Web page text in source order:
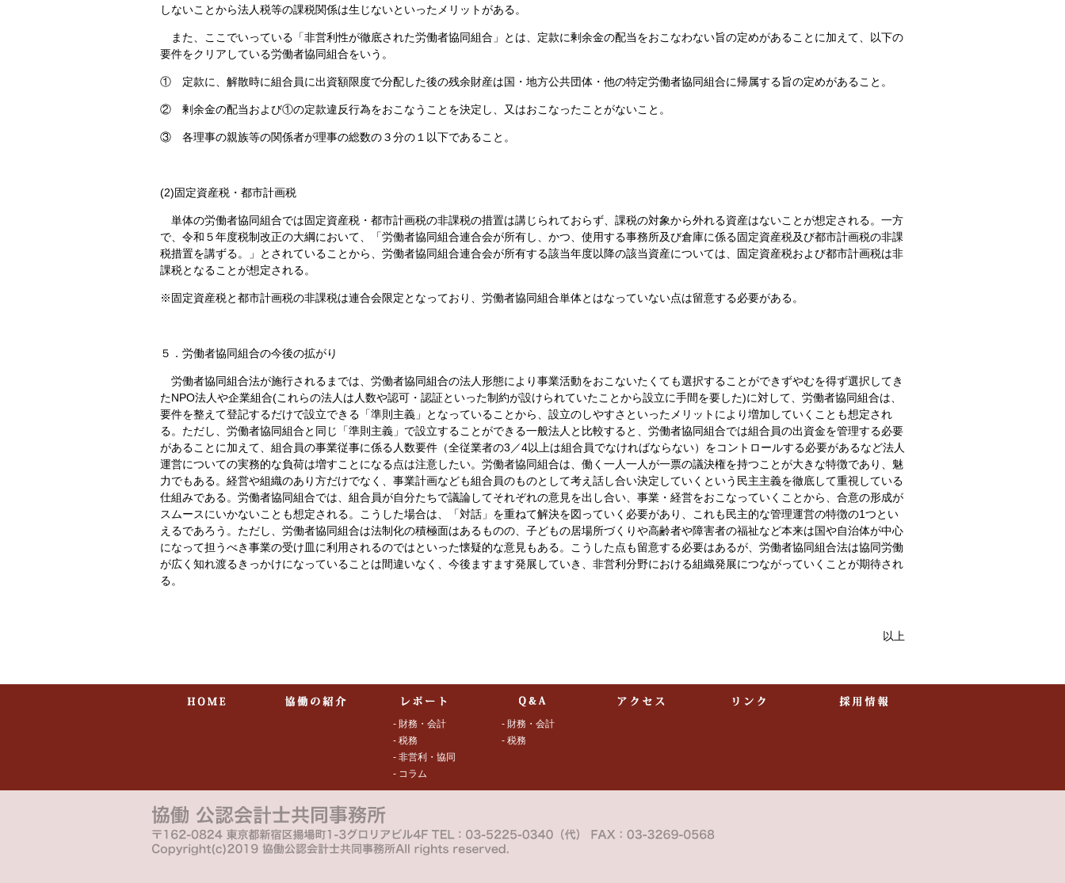
しないことから法人税等の課税関係は生じないといったメリットがある。
また、ここでいっている「非営利性が徹底された労働者協同組合」とは、定款に剰余金の配当をおこなわない旨の定めがあることに加えて、以下の
要件をクリアしている労働者協同組合をいう。
① 定款に、解散時に組合員に出資額限度で分配した後の残余財産は国・地方公共団体・他の特定労働者協同組合に帰属する旨の定めがあること。
② 剰余金の配当および①の定款違反行為をおこなうことを決定し、又はおこなったことがないこと。
③ 各理事の親族等の関係者が理事の総数の３分の１以下であること。
(2)固定資産税・都市計画税
単体の労働者協同組合では固定資産税・都市計画税の非課税の措置は講じられておらず、課税の対象から外れる資産はないことが想定される。一方
で、令和５年度税制改正の大綱において、「労働者協同組合連合会が所有し、かつ、使用する事務所及び倉庫に係る固定資産税及び都市計画税の非課
税措置を講ずる。」とされていることから、労働者協同組合連合会が所有する該当年度以降の該当資産については、固定資産税および都市計画税は非
課税となることが想定される。
※固定資産税と都市計画税の非課税は連合会限定となっており、労働者協同組合単体とはなっていない点は留意する必要がある。
５．労働者協同組合の今後の拡がり
労働者協同組合法が施行されるまでは、労働者協同組合の法人形態により事業活動をおこないたくても選択することができずやむを得ず選択してき
たNPO法人や企業組合(これらの法人は人数や認可・認証といった制約が設けられていたことから設立に手間を要した)に対して、労働者協同組合は、
要件を整えて登記するだけで設立できる「準則主義」となっていることから、設立のしやすさといったメリットにより増加していくことも想定され
る。ただし、労働者協同組合と同じ「準則主義」で設立することができる一般法人と比較すると、労働者協同組合では組合員の出資金を管理する必要
があることに加えて、組合員の事業従事に係る人数要件（全従業者の3／4以上は組合員でなければならない）をコントロールする必要があるなど法人
運営についての実務的な負荷は増すことになる点は注意したい。労働者協同組合は、働く一人一人が一票の議決権を持つことが大きな特徴であり、魅
力でもある。経営や組織のあり方だけでなく、事業計画なども組合員のものとして考え話し合い決定していくという民主主義を徹底して重視している
仕組みである。労働者協同組合では、組合員が自分たちで議論してそれぞれの意見を出し合い、事業・経営をおこなっていくことから、合意の形成が
スムースにいかないことも想定される。こうした場合は、「対話」を重ねて解決を図っていく必要があり、これも民主的な管理運営の特徴の1つとい
えるであろう。ただし、労働者協同組合は法制化の積極面はあるものの、子どもの居場所づくりや高齢者や障害者の福祉など本来は国や自治体が中心
になって担うべき事業の受け皿に利用されるのではといった懐疑的な意見もある。こうした点も留意する必要はあるが、労働者協同組合法は協同労働
が広く知れ渡るきっかけになっていることは間違いなく、今後ますます発展していき、非営利分野における組織発展につながっていくことが期待され
る。
以上
- 財務・会計
- 税務
- 非営利・協同
- コラム
- 財務・会計
- 税務